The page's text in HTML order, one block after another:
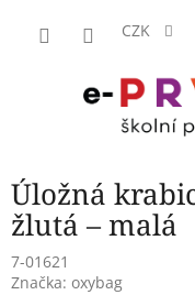
CZK
Úložná
žlutá – malá
7-01621
Značka: oxybag